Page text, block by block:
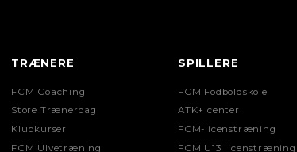
TRÆNERE
FCM Coaching
Store Trænerdag
Klubkurser
FCM Ulvetræning
SPILLERE
FCM Fodboldskole
ATK+ center
FCM-licenstræning
FCM U13 licenstræning